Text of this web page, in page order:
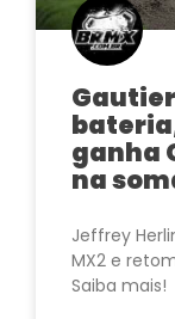
ganha
na
Jeffrey
MX2 e
Saiba mais!